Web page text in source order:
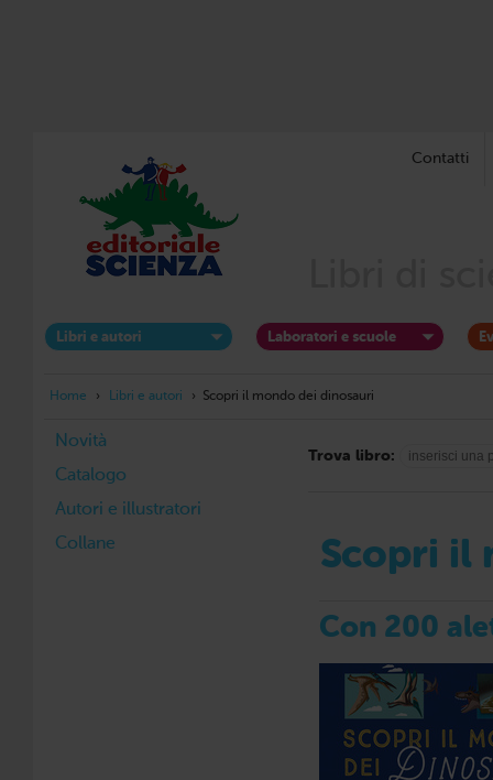
Contatti
Libri e autori Laboratori e scuole
Home › Libri e autori › Scopri il mondo dei dinosauri
Novità
Catalogo
Autori e illustratori
Collane
Trova libro:
Scopri il
Con 200